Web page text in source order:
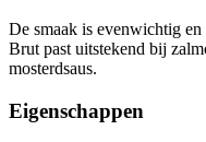
De smaak is evenwichtig
Brut past uitstekend bij
mosterdsaus.
Eigenschappen